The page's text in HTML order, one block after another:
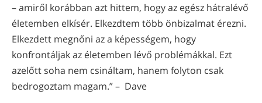
– amiről korábban azt hittem, hogy az egész hátralévő
életemben elkísér. Elkezdtem több önbizalmat érezni.
Elkezdett megnőni az a képességem, hogy
konfrontáljak az életemben lévő problémákkal. Ezt
azelőtt soha nem csináltam, hanem folyton csak
bedrogoztam magam.” – Dave